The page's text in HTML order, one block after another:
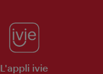
L'appli ivie